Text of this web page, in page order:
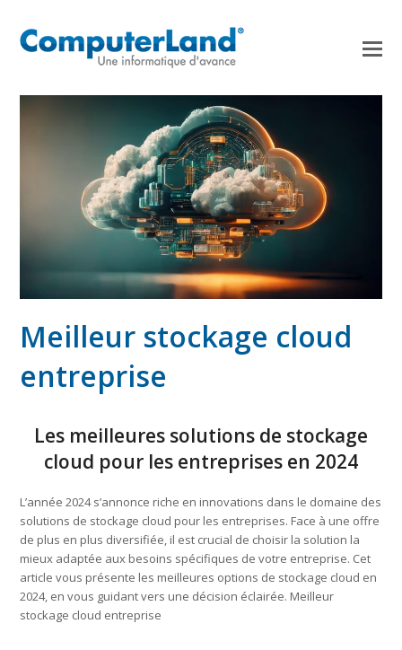
Meilleur stockage cloud
entreprise
Les meilleures solutions de stockage
cloud pour les entreprises en 2024
L’année 2024 s’annonce riche en innovations dans le domaine des
solutions de stockage cloud pour les entreprises. Face à une offre
de plus en plus diversifiée, il est crucial de choisir la solution la
mieux adaptée aux besoins spécifiques de votre entreprise. Cet
article vous présente les meilleures options de stockage cloud en
2024, en vous guidant vers une décision éclairée. Meilleur
stockage cloud entreprise